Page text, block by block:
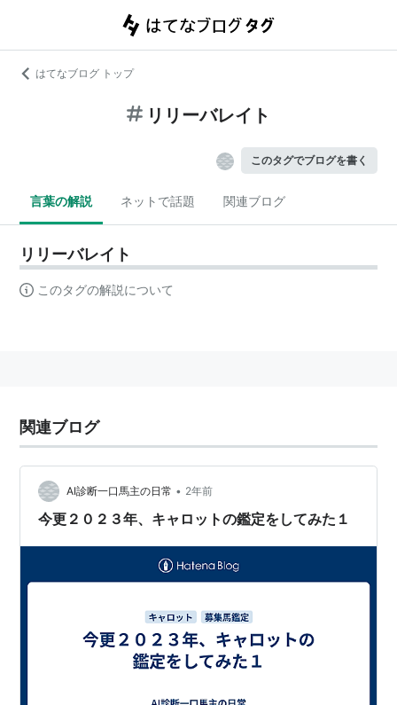
はてなブログ トップ
リリーバレイト
このタグでブログを書く
言葉の解説 ネットで話題 関連ブログ
リリーバレイト
このタグの解説について
関連ブログ
AI診断一口馬主の日常 • 2年前
今更２０２３年、キャロットの鑑定をしてみた１